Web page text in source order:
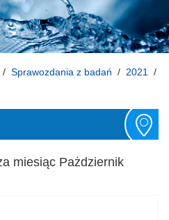
Sprawozdania z badań
2021
miesiąc Pażdziernik